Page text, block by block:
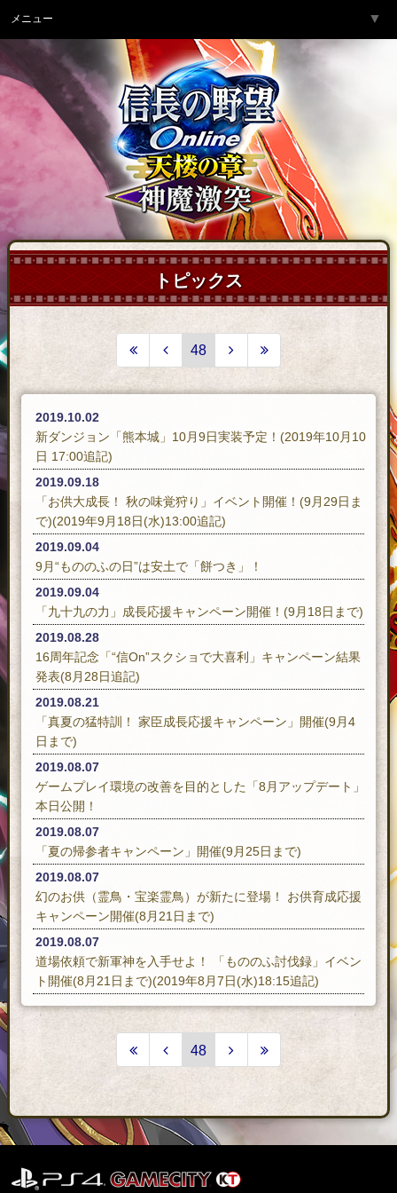
メニュー ▼
トップページ
ゲーム紹介
サービス
コミュニティ
ネットカフェ ▼
トピックス
48
2019.10.02
新ダンジョン「熊本城」10月9日実装予定！(2019年10月10
日 17:00追記)
2019.09.18
「お供大成長！ 秋の味覚狩り」イベント開催！(9月29日ま
で)(2019年9月18日(水)13:00追記)
2019.09.04
9月“もののふの日”は安土で「餅つき」！
2019.09.04
「九十九の力」成長応援キャンペーン開催！(9月18日まで)
2019.08.28
16周年記念「“信On”スクショで大喜利」キャンペーン結果
発表(8月28日追記)
2019.08.21
「真夏の猛特訓！ 家臣成長応援キャンペーン」開催(9月4
日まで)
2019.08.07
ゲームプレイ環境の改善を目的とした「8月アップデート」
本日公開！
2019.08.07
「夏の帰参者キャンペーン」開催(9月25日まで)
2019.08.07
幻のお供（霊鳥・宝楽霊鳥）が新たに登場！ お供育成応援
キャンペーン開催(8月21日まで)
2019.08.07
道場依頼で新軍神を入手せよ！ 「もののふ討伐録」イベン
ト開催(8月21日まで)(2019年8月7日(水)18:15追記)
48